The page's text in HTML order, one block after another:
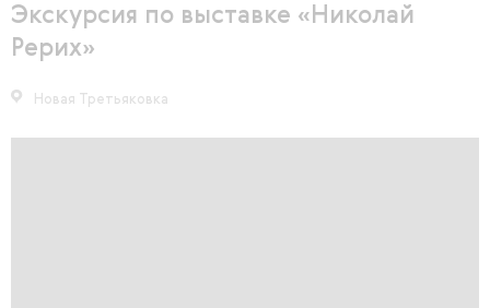
Экскурсия по выставке «Николай
Рерих»
Новая Третьяковка